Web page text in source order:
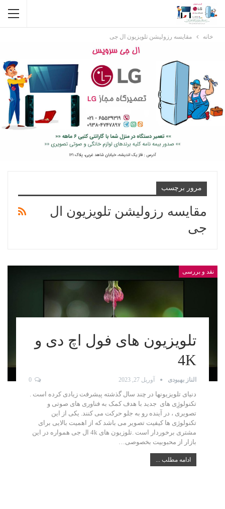
خانه مقایسه رزولیشن تلویزیون ال جی
مرور برچسب
مقایسه رزولیشن تلویزیون ال
جی
نقد و بررسی
تلویزیون های فول اچ دی و
4K
الناز بهبودی آوریل 27, 2023 0
دنیای تلویزیونها در چند سال گذشته پیشرفت زیادی کرده است .
تکنولوژِی های جدید با هدف کمک به فناوری های صوتی و
تصویری ، در آینده رو به جلو حرکت می کنند. یکی از این
تکنولوژی ها کیفیت تصویر می باشد که از اهمیت بالایی برای
مشتری برخوردار است .تلوزیون های 4k ال جی همواره در این
بازار از محبوبیت بخصوصی…
ادامه مطلب ...